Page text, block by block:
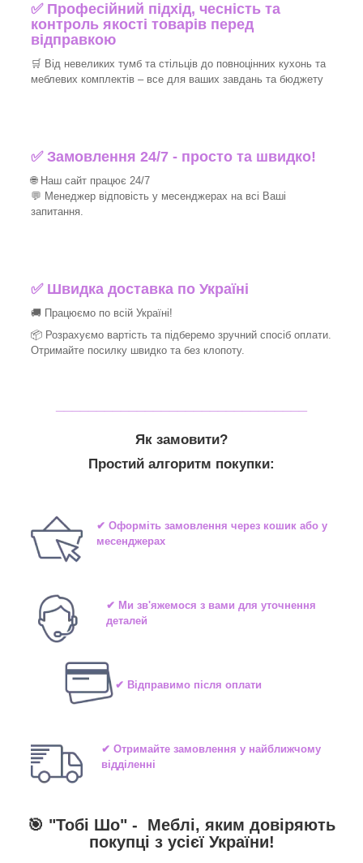
✅ Професійний підхід, чесність та
контроль якості товарів перед
відправкою
🛒 Від невеликих тумб та стільців до повноцінних кухонь та
меблевих комплектів – все для ваших завдань та бюджету
✅ Замовлення 24/7 - просто та швидко!
🌐 Наш сайт працює 24/7
💬 Менеджер відповість у месенджерах на всі Ваші
запитання.
✅ Швидка доставка по Україні
🚚 Працюємо по всій Україні!
📦 Розрахуємо вартість та підберемо зручний спосіб оплати.
Отримайте посилку швидко та без клопоту.
Як замовити?
Простий алгоритм покупки:
✔ Оформіть замовлення через кошик або у
месенджерах
✔ Ми зв'яжемося з вами для уточнення
деталей
✔ Відправимо після оплати
✔ Отримайте замовлення у найближчому
відділенні
🎯 "Тобі Шо" - Меблі, яким довіряють
покупці з усієї України!